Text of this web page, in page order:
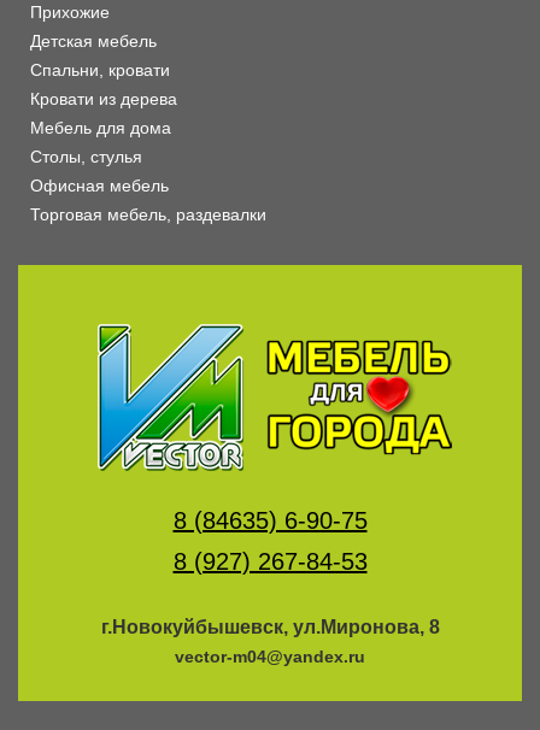
Прихожие
Детская мебель
Спальни, кровати
Кровати из дерева
Мебель для дома
Столы, стулья
Офисная мебель
Торговая мебель, раздевалки
8 (84635) 6-90-75
8 (927) 267-84-53
г.Новокуйбышевск, ул.Миронова, 8
vector-m04@yandex.ru